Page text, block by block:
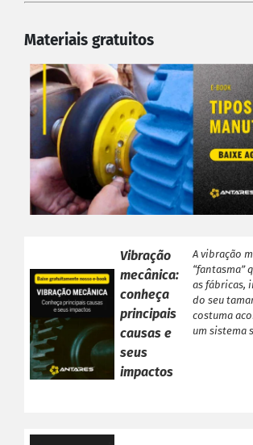
Materiais gratuitos
Vibração
mecânica:
conheça
principais
causas e
seus
impactos
A vibração
“fantasma”
as fábricas,
do seu
costuma
um sistema